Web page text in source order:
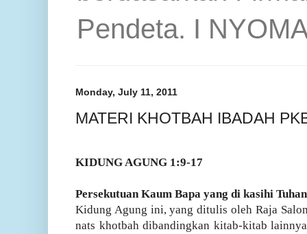
Pendeta. I
Monday, July 11, 2011
MATERI KHOTBAH IBADAH
KIDUNG AGUNG 1:9-17
Persekutuan Kaum Bapa yang di kasihi Tuhan
Kidung Agung ini, yang ditulis oleh Raja
nats khotbah dibandingkan kitab-kitab